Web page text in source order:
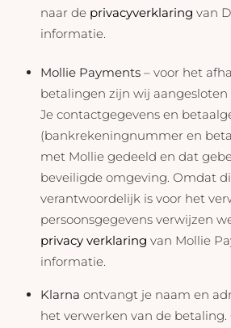
naar de privacyverklaring van
informatie.
Mollie Payments – voor het
betalingen zijn wij
Je contactgegevens en
(bankrekeningnummer en
met Mollie gedeeld en dat
beveiligde omgeving. Omdat
verantwoordelijk is voor het
persoonsgegevens verwijzen
privacy verklaring van Mollie
informatie.
Klarna ontvangt je naam en
het verwerken van de